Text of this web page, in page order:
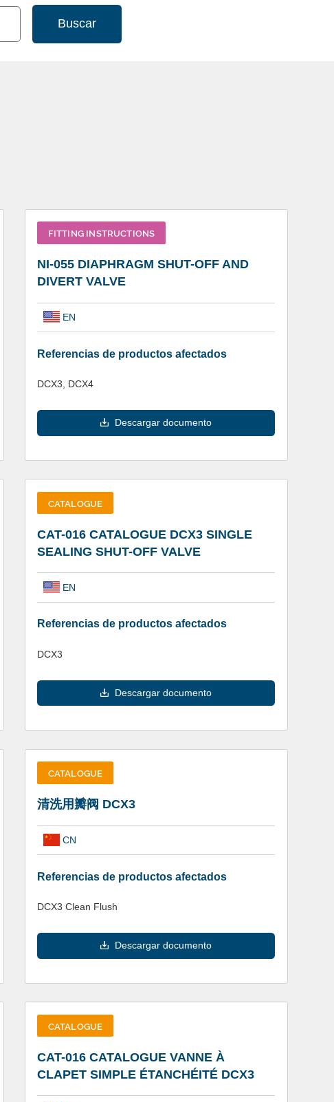
Buscar
FITTING INSTRUCTIONS
NI-055 DIAPHRAGM SHUT-OFF AND
DIVERT VALVE
EN
Referencias de productos afectados
DCX3, DCX4
Descargar documento
CATALOGUE
CAT-016 CATALOGUE DCX3 SINGLE
SEALING SHUT-OFF VALVE
EN
Referencias de productos afectados
DCX3
Descargar documento
CATALOGUE
清洗用瓣阀 DCX3
CN
Referencias de productos afectados
DCX3 Clean Flush
Descargar documento
CATALOGUE
CAT-016 CATALOGUE VANNE À
CLAPET SIMPLE ÉTANCHÉITÉ DCX3